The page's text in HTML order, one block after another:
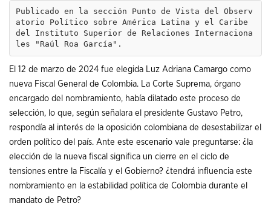
Publicado en la sección Punto de Vista del Observ
atorio Político sobre América Latina y el Caribe
del Instituto Superior de Relaciones Internaciona
les "Raúl Roa García".
El 12 de marzo de 2024 fue elegida Luz Adriana Camargo como
nueva Fiscal General de Colombia. La Corte Suprema, órgano
encargado del nombramiento, había dilatado este proceso de
selección, lo que, según señalara el presidente Gustavo Petro,
respondía al interés de la oposición colombiana de desestabilizar el
orden político del país. Ante este escenario vale preguntarse: ¿la
elección de la nueva fiscal significa un cierre en el ciclo de
tensiones entre la Fiscalía y el Gobierno? ¿tendrá influencia este
nombramiento en la estabilidad política de Colombia durante el
mandato de Petro?